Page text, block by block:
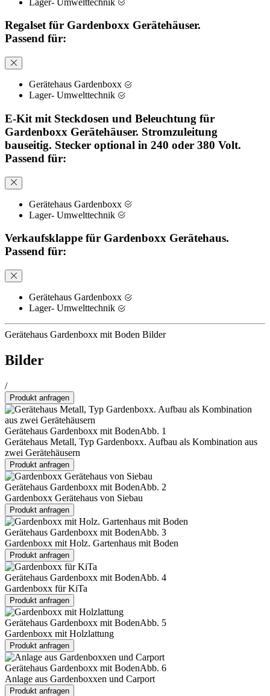
Regalset für Gardenboxx Gerätehäuser.
Passend für:
Gerätehaus Gardenboxx
Lager- Umwelttechnik
E-Kit mit Steckdosen und Beleuchtung für
Gardenboxx Gerätehäuser. Stromzuleitung
bauseitig. Stecker optional in 240 oder 380 Volt.
Passend für:
Gerätehaus Gardenboxx
Lager- Umwelttechnik
Verkaufsklappe für Gardenboxx Gerätehaus.
Passend für:
Gerätehaus Gardenboxx
Lager- Umwelttechnik
Gerätehaus Gardenboxx mit Boden Bilder
Bilder
/
Produkt anfragen
Gerätehaus Gardenboxx mit BodenAbb. 1
Gerätehaus Metall, Typ Gardenboxx. Aufbau als Kombination aus
zwei Gerätehäusern
Produkt anfragen
Gerätehaus Gardenboxx mit BodenAbb. 2
Gardenboxx Gerätehaus von Siebau
Produkt anfragen
Gerätehaus Gardenboxx mit BodenAbb. 3
Gardenboxx mit Holz. Gartenhaus mit Boden
Produkt anfragen
Gerätehaus Gardenboxx mit BodenAbb. 4
Gardenboxx für KiTa
Produkt anfragen
Gerätehaus Gardenboxx mit BodenAbb. 5
Gardenboxx mit Holzlattung
Produkt anfragen
Gerätehaus Gardenboxx mit BodenAbb. 6
Anlage aus Gardenboxxen und Carport
Produkt anfragen